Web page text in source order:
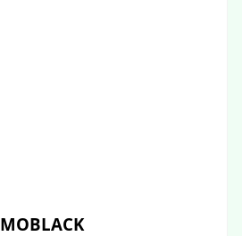
MOBLACK